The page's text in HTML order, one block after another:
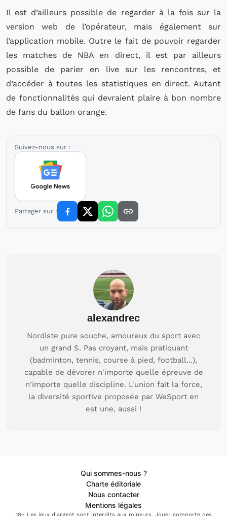
Il est d’ailleurs possible de regarder à la fois sur la
version web de l’opérateur, mais également sur
l’application mobile. Outre le fait de pouvoir regarder
les matches de NBA en direct, il est par ailleurs
possible de parier en live sur les rencontres, et
d’accéder à toutes les statistiques en direct. Autant
de fonctionnalités qui devraient plaire à bon nombre
de fans du ballon orange.
Suivez-nous sur :
Partager sur :
alexandrec
Nordiste pure souche, amoureux du sport avec
un grand S. Pas croyant, mais pratiquant
(badminton, tennis, course à pied, football...),
capable de dévorer n'importe quelle épreuve de
n'importe quelle discipline. L'union fait la force,
la diversité sportive proposée par WeSport en
est une, aussi !
Qui sommes-nous ?
Charte éditoriale
Nous contacter
Mentions légales